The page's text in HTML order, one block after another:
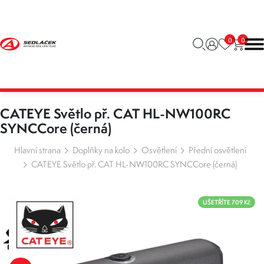
0 0
CATEYE Světlo př. CAT HL-NW100RC
SYNCCore (černá)
Hlavní strana Doplňky na kolo Osvětlení
Přední osvětlení
CATEYE Světlo př. CAT HL-NW100RC SYNCCore (černá)
UŠETŘÍTE 709 Kč